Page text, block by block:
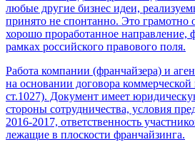
любые другие бизнес идеи,
принято не спонтанно. Это грамотно
хорошо проработанное
рамках российского правового поля.
Работа компании (франчайзера) и
на основании договора
ст.1027). Документ имеет
стороны сотрудничества, условия
2016-2017, ответственность
лежащие в плоскости франчайзинга.